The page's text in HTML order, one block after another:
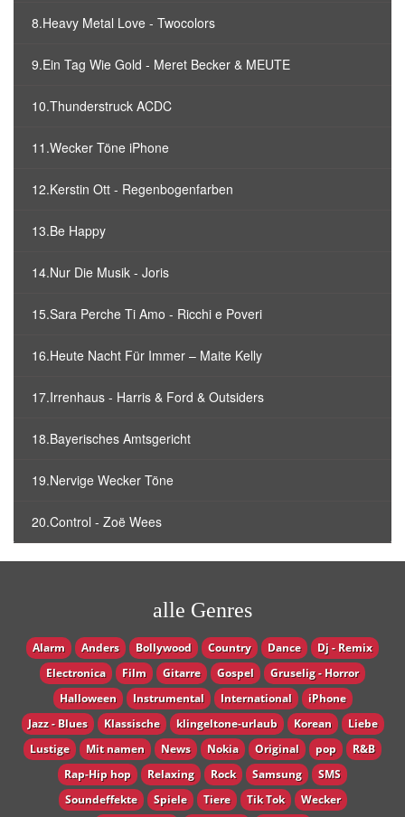
8.Heavy Metal Love - Twocolors
9.Ein Tag Wie Gold - Meret Becker & MEUTE
10.Thunderstruck ACDC
11.Wecker Töne iPhone
12.Kerstin Ott - Regenbogenfarben
13.Be Happy
14.Nur Die Musik - Joris
15.Sara Perche Ti Amo - Ricchi e Poveri
16.Heute Nacht Für Immer – Maite Kelly
17.Irrenhaus - Harris & Ford & Outsiders
18.Bayerisches Amtsgericht
19.Nervige Wecker Töne
20.Control - Zoë Wees
alle Genres
Alarm Anders Bollywood Country Dance
Dj - Remix
Electronica
Film Gitarre Gospel
Gruselig - Horror
Halloween
Instrumental International
iPhone
Jazz - Blues
Klassische klingeltone-urlaub Korean
Liebe
Lustige
Mit namen News Nokia Original pop
R&B
Rap-Hip hop
Relaxing Rock Samsung
SMS
Soundeffekte
Spiele Tiere Tik Tok Wecker